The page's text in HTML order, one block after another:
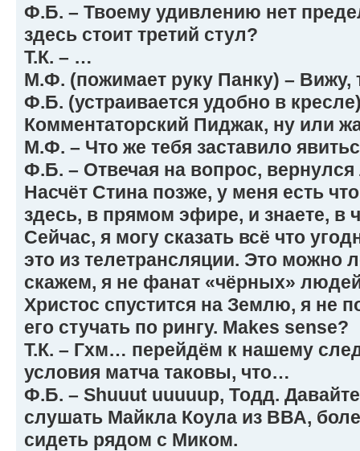
Ф.Б. – Твоему удивлению нет
здесь стоит третий стул?
Т.К. – …
М.Ф. (пожимает руку Панку) – Вижу,
Ф.Б. (устраивается удобно в
Комментаторский Пиджак, ну или
М.Ф. – Что же тебя заставило
Ф.Б. – Отвечая на вопрос,
Насчёт Стина позже, у меня есть
здесь, в прямом эфире, и знаете,
Сейчас, я могу сказать всё что
это из телетрансляции. Это можно
скажем, я не фанат «чёрных»
Христос спустится на Землю, я не
его стучать по рингу. Makes sense?
Т.К. – Гхм… перейдём к нашему
условия матча таковы, что…
Ф.Б. – Shuuut uuuuup, Тодд.
слушать Майкла Коула из ВВА,
сидеть рядом с Миком.